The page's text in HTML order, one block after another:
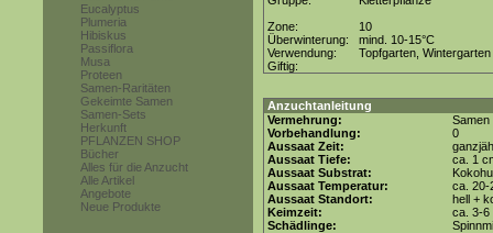
Eucalyptus
Plumeria
Hibiskus
Passiflora
Musa
Proteen
Samen-Raritäten
Gekeimte Samen
Samen-Sets
Herkunft
PFLANZEN SHOP
Bücher
Alles für die Anzucht
Alle Artikel
Angebote
Neue Produkte
Zone:
10
Überwinterung:
mind. 10-15°C
Verwendung:
Topfgarten, Wintergarten
Giftig:
Anzuchtanleitung
Vermehrung:
Samen
Vorbehandlung:
0
Aussaat Zeit:
Aussaat Tiefe:
ca. 1
Aussaat Substrat:
Aussaat Temperatur:
ca. 20-
Aussaat Standort:
hell +
Keimzeit:
ca. 3-6
Schädlinge: